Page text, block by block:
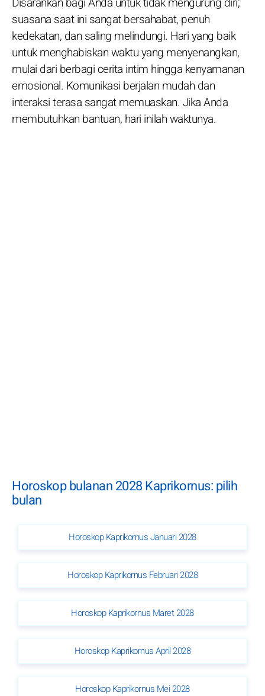
suasana saat ini sangat bersahabat, penuh
kedekatan, dan saling melindungi. Hari yang baik
untuk menghabiskan waktu yang menyenangkan,
mulai dari berbagi cerita intim hingga kenyamanan
emosional. Komunikasi berjalan mudah dan
interaksi terasa sangat memuaskan. Jika Anda
membutuhkan bantuan, hari inilah waktunya.
Horoskop bulanan 2028 Kaprikornus: pilih
bulan
Horoskop Kaprikornus Januari 2028
Horoskop Kaprikornus Februari 2028
Horoskop Kaprikornus Maret 2028
Horoskop Kaprikornus April 2028
Horoskop Kaprikornus Mei 2028